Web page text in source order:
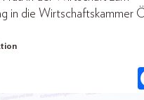
in die Wirtschaftskammer